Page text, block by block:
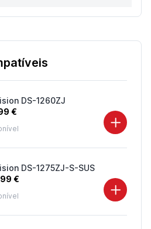
DS-1260ZJ
€
DS-1275ZJ-S-SUS
99 €